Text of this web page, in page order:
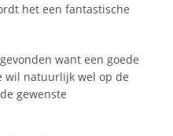
het een fantastische
want een goede
wil natuurlijk wel op de
gewenste